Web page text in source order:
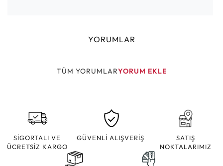
YORUMLAR
TÜM YORUMLARYORUM EKLE
SİGORTALI VE
ÜCRETSİZ KARGO
GÜVENLİ ALIŞVERİŞ
SATIŞ
NOKTALARIMIZ